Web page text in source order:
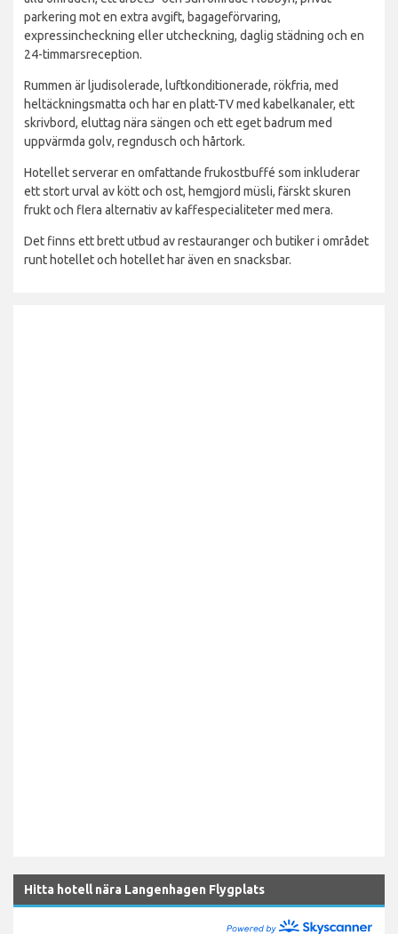
parkering mot en extra avgift, bagageförvaring,
expressincheckning eller utcheckning, daglig städning och en
24-timmarsreception.
Rummen är ljudisolerade, luftkonditionerade, rökfria, med
heltäckningsmatta och har en platt-TV med kabelkanaler, ett
skrivbord, eluttag nära sängen och ett eget badrum med
uppvärmda golv, regndusch och hårtork.
Hotellet serverar en omfattande frukostbuffé som inkluderar
ett stort urval av kött och ost, hemgjord müsli, färskt skuren
frukt och flera alternativ av kaffespecialiteter med mera.
Det finns ett brett utbud av restauranger och butiker i området
runt hotellet och hotellet har även en snacksbar.
Hitta hotell nära Langenhagen Flygplats